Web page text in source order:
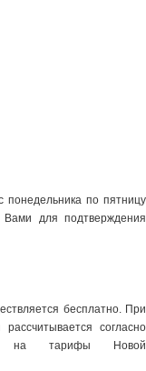
понедельника по пятницу
Вами для подтверждения
бесплатно. При
согласно
на тарифы Новой